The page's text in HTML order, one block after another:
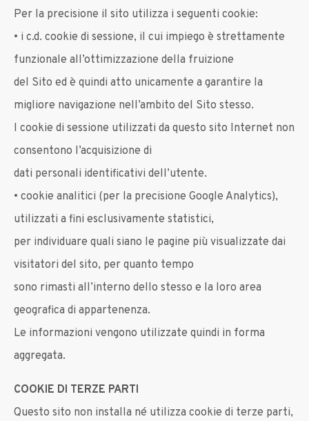
Per la precisione il sito utilizza i seguenti cookie:
• i c.d. cookie di sessione, il cui impiego è strettamente
funzionale all’ottimizzazione della fruizione
del Sito ed è quindi atto unicamente a garantire la
migliore navigazione nell’ambito del Sito stesso.
I cookie di sessione utilizzati da questo sito Internet non
consentono l’acquisizione di
dati personali identificativi dell’utente.
• cookie analitici (per la precisione Google Analytics),
utilizzati a fini esclusivamente statistici,
per individuare quali siano le pagine più visualizzate dai
visitatori del sito, per quanto tempo
sono rimasti all’interno dello stesso e la loro area
geografica di appartenenza.
Le informazioni vengono utilizzate quindi in forma
aggregata.
COOKIE DI TERZE PARTI
Questo sito non installa né utilizza cookie di terze parti,